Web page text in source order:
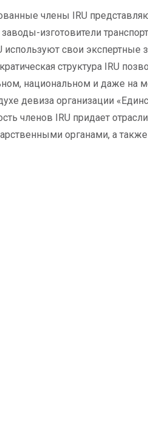
члены IRU
изготовители
используют свои экспертные
структура IRU
национальном и даже на
девиза организации
членов IRU придает
органами, а